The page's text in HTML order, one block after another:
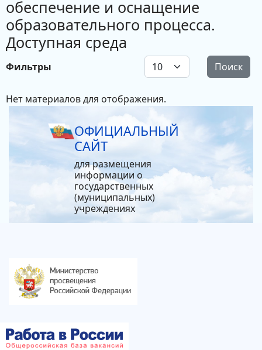
обеспечение и оснащение
образовательного процесса.
Доступная среда
Фильтры Кол-во строк: Поиск
Нет материалов для отображения.
ОФИЦИАЛЬНЫЙ
САЙТ
для размещения
информации о
государственных
(муниципальных)
учреждениях